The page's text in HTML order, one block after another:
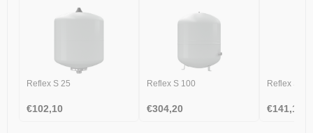
Reflex S 25
€102,10
Reflex S 100
€304,20
Reflex S 33
€141,10